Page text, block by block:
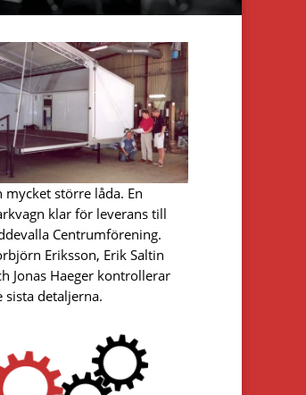
mycket större låda. En
klar för leverans till
Centrumförening.
Eriksson, Erik Saltin
Jonas Haeger kontrollerar
sista detaljerna.